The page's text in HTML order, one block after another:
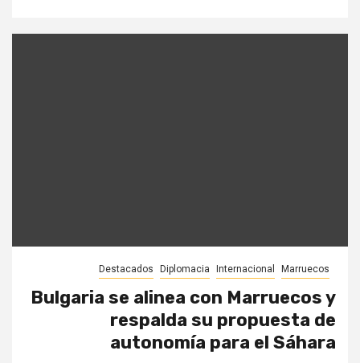
Destacados Diplomacia Internacional Marruecos
Bulgaria se alinea con Marruecos y
respalda su propuesta de
autonomía para el Sáhara